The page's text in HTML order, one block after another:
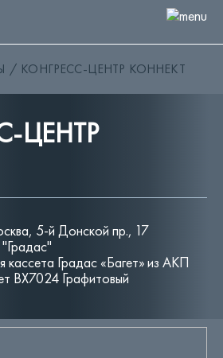
КОНГРЕСС-ЦЕНТР КОННЕКТ
ЦЕНТР
5-й Донской пр., 17
Градас «Багет» из АКП
BX7024 Графитовый